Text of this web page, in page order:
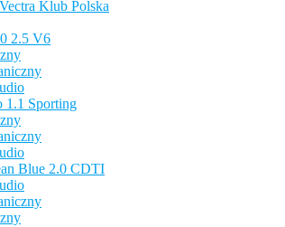
Klub Polska
2.5 V6
1.1 Sporting
Blue 2.0 CDTI